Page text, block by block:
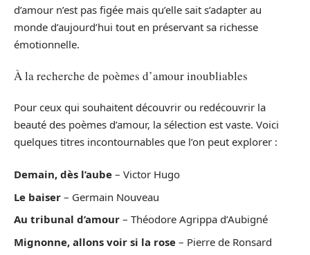
d’amour n’est pas figée mais qu’elle sait s’adapter au
monde d’aujourd’hui tout en préservant sa richesse
émotionnelle.
À la recherche de poèmes d’amour inoubliables
Pour ceux qui souhaitent découvrir ou redécouvrir la
beauté des poèmes d’amour, la sélection est vaste. Voici
quelques titres incontournables que l’on peut explorer :
Demain, dès l’aube – Victor Hugo
Le baiser – Germain Nouveau
Au tribunal d’amour – Théodore Agrippa d’Aubigné
Mignonne, allons voir si la rose – Pierre de Ronsard